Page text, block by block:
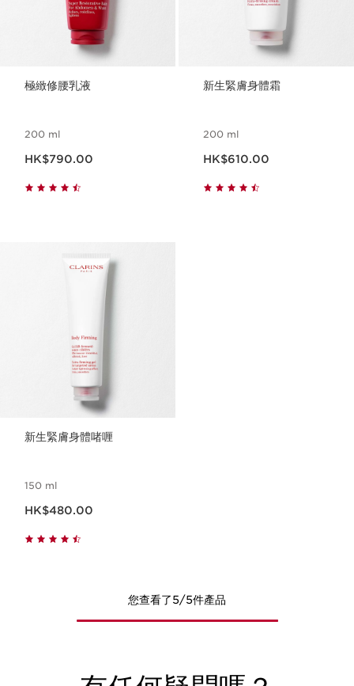
極緻修腰乳液
200 ml
HK$790.00
新生緊膚身體霜
200 ml
HK$610.00
新生緊膚身體啫喱
150 ml
HK$480.00
您查看了5/5件產品